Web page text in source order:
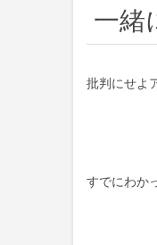
一緒
批判にせよ
すでにわか